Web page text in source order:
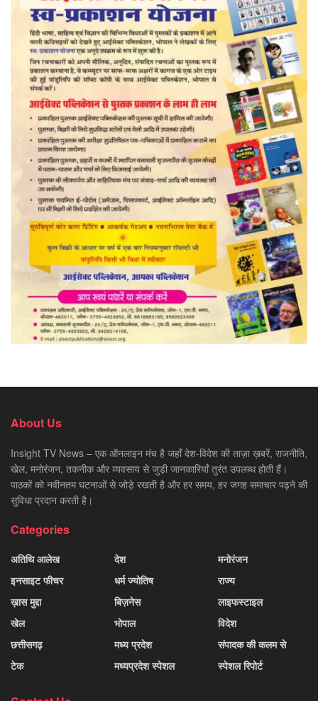
About Us
Insight TV News – एक ऑनलाइन मंच है जहाँ देश-विदेश की ताज़ा ख़बरें, राजनीति,
खेल, मनोरंजन, तकनीक और व्यवसाय से जुड़ी जानकारियाँ तुरंत उपलब्ध होती हैं।
पाठकों को नवीनतम घटनाओं से जोड़े रखती है और हर समय, हर जगह समाचार पढ़ने की
सुविधा प्रदान करती है।
Categories
अतिथि आलेख
इनसाइट फीचर
ख़ास मुद्दा
खेल
छत्तीसगढ़
टेक
देश
धर्म ज्योतिष
बिज़नेस
भोपाल
मध्य प्रदेश
मध्यप्रदेश स्पेशल
मनोरंजन
राज्य
लाइफस्टाइल
विदेश
संपादक की कलम से
स्पेशल रिपोर्ट